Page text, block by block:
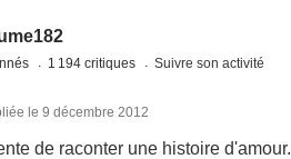
1 194 critiques Suivre son activité
le 9 décembre 2012
de raconter une histoire d'amour.